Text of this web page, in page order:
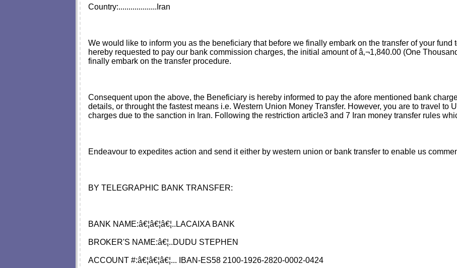
Country:...................Iran
We would like to inform you as the beneficiary that before we finally embark on the transfer of your
hereby requested to pay our bank commission charges, the initial amount of â‚¬1,840.00 (One
finally embark on the transfer procedure.
Consequent upon the above, the Beneficiary is hereby informed to pay the afore mentioned bank
details, or throught the fastest means i.e. Western Union Money Transfer. However, you are to travel to
charges due to the sanction in Iran. Following the restriction article3 and 7 Iran money transfer rules
Endeavour to expedites action and send it either by western union or bank transfer to enable us
BY TELEGRAPHIC BANK TRANSFER:
BANK NAME:â€¦â€¦â€¦..LACAIXA BANK
BROKER'S NAME:â€¦..DUDU STEPHEN
ACCOUNT #:â€¦â€¦â€¦... IBAN-ES58 2100-1926-2820-0002-0424